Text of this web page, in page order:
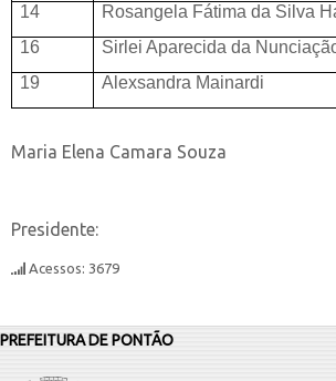
14
Rosangela Fátima da Silva
16
Sirlei Aparecida da
19
Alexsandra Mainardi
Maria Elena Camara Souza
Presidente:
Acessos: 3679
PREFEITURA DE PONTÃO